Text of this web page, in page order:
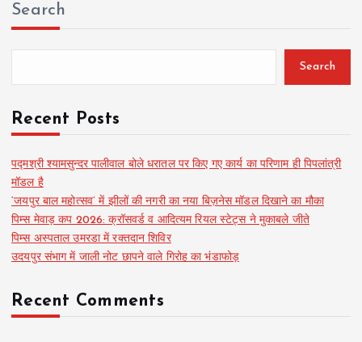
Search
Search
Recent Posts
पद्मश्री श्यामसुन्दर पालीवाल बोले धरातल पर किए गए कार्य का परिणाम ही पिपलांत्री
मॉडल है
‘जयपुर बाल महोत्सव’ में झीलों की नगरी का नया बिज़नेस मॉडल दिखाने का मौका
पिम्स मेवाड़ कप 2026: क्रॉसवर्ड व आदित्यम रियल स्टेट्स ने मुकाबले जीते
पिम्स अस्पताल उमरडा में रक्तदान शिविर
उदयपुर संभाग में जाली नोट छापने वाले गिरोह का भंडाफोड़
Recent Comments